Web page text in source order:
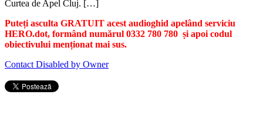
Curtea de Apel Cluj. […]
Puteți asculta GRATUIT acest audioghid apelând serviciu
HERO.dot, formând numărul 0332 780 780 și apoi codul
obiectivului menționat mai sus.
Contact Disabled by Owner